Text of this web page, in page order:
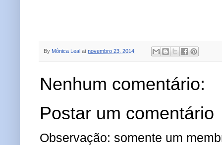
By Mônica Leal at novembro 23, 2014
Nenhum comentário:
Postar um comentário
Observação: somente um